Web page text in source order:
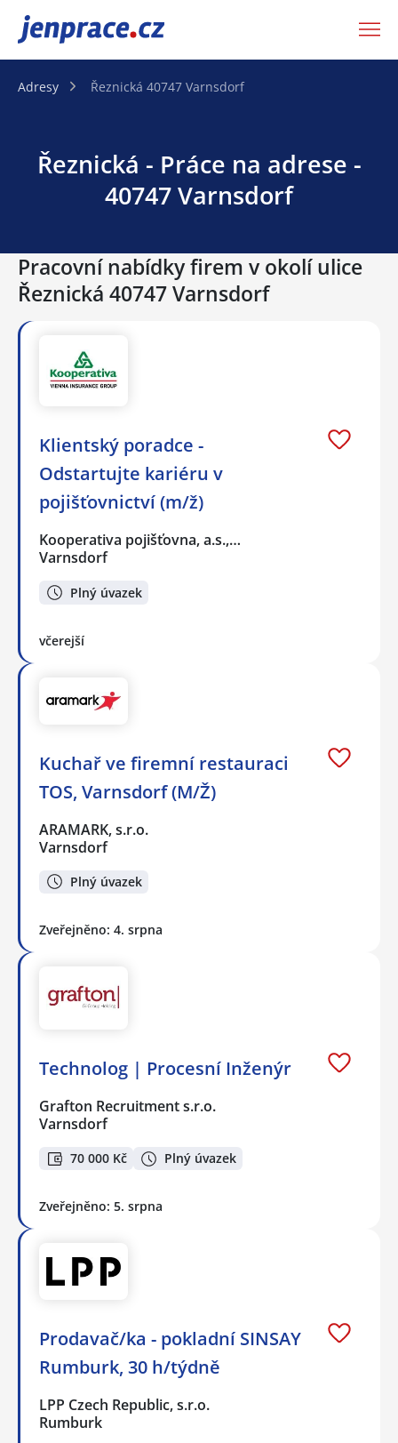
JenPráce.cz
Adresy Řeznická 40747 Varnsdorf
Řeznická - Práce na adrese -
40747 Varnsdorf
Pracovní nabídky firem v okolí ulice
Řeznická 40747 Varnsdorf
Klientský poradce -
Odstartujte kariéru v
pojišťovnictví (m/ž)
Kooperativa pojišťovna, a.s.,…
Varnsdorf
Plný úvazek
včerejší
Kuchař ve firemní restauraci
TOS, Varnsdorf (M/Ž)
ARAMARK, s.r.o.
Varnsdorf
Plný úvazek
Zveřejněno: 4. srpna
Technolog | Procesní Inženýr
Grafton Recruitment s.r.o.
Varnsdorf
70 000 Kč Plný úvazek
Zveřejněno: 5. srpna
Prodavač/ka - pokladní SINSAY
Rumburk, 30 h/týdně
LPP Czech Republic, s.r.o.
Rumburk